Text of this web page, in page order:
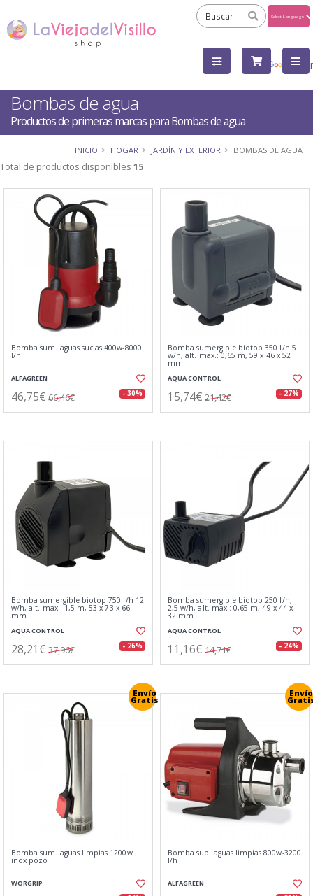
by
Bombas de agua
Productos de primeras marcas para Bombas de agua
INICIO HOGAR JARDÍN Y EXTERIOR BOMBAS DE AGUA
Total de productos disponibles 15
Bomba sum. aguas sucias 400w-8000
l/h
ALFAGREEN
46,75€ 66,46€ - 30%
Bomba sumergible biotop 350 l/h 5
w/h, alt. max.: 0,65 m, 59 x 46 x 52
mm
AQUA CONTROL
15,74€ 21,42€ - 27%
Bomba sumergible biotop 750 l/h 12
w/h, alt. max.: 1,5 m, 53 x 73 x 66
mm
AQUA CONTROL
28,21€ 37,96€ - 26%
Bomba sumergible biotop 250 l/h,
2,5 w/h, alt. max.: 0,65 m, 49 x 44 x
32 mm
AQUA CONTROL
11,16€ 14,71€ - 24%
Envío
Gratis
Bomba sum. aguas limpias 1200w
inox pozo
WORGRIP
Envío
Bomba sup. aguas limpias 800w-3200
l/h
ALFAGREEN